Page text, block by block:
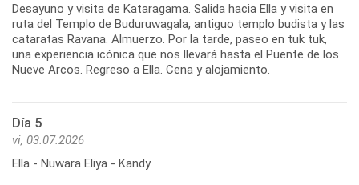
Desayuno y visita de Kataragama. Salida hacia Ella y visita en
ruta del Templo de Buduruwagala, antiguo templo budista y las
cataratas Ravana. Almuerzo. Por la tarde, paseo en tuk tuk,
una experiencia icónica que nos llevará hasta el Puente de los
Día 5
vi, 03.07.2026
Ella - Nuwara Eliya - Kandy